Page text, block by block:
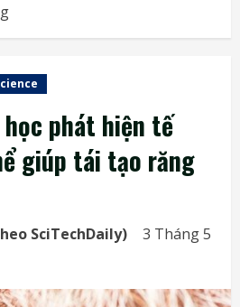
học phát hiện tế
giúp tái tạo răng
SciTechDaily)
3 Tháng 5